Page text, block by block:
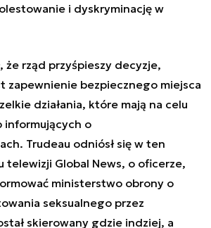
i dyskryminację w
że rząd przyśpieszy decyzje,
zapewnienie bezpiecznego miejsca
działania, które mają na celu
informujących o
Trudeau odniósł się w ten
telewizji Global News, o oficerze,
ministerstwo obrony o
seksualnego przez
skierowany gdzie indziej, a